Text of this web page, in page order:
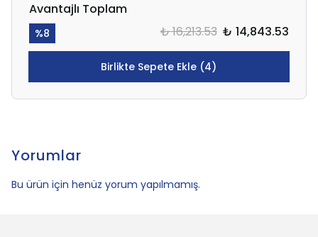
Avantajlı Toplam
%8 ₺ 16,213.53 ₺ 14,843.53
Birlikte Sepete Ekle (4)
Yorumlar
Bu ürün için henüz yorum yapılmamış.